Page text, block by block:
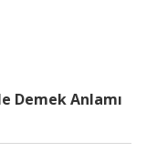
Demek Anlamı